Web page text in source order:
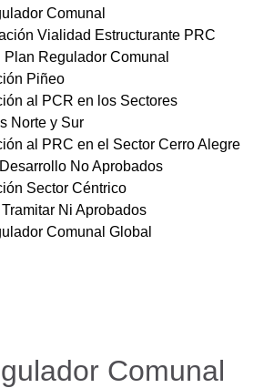
Comunal
Vialidad Estructurante PRC
Plan Regulador Comunal
Piñeo
al PCR en los Sectores
Norte y Sur
al PRC en el Sector Cerro Alegre
No Aprobados
Sector Céntrico
Ni Aprobados
Comunal Global
Comunal